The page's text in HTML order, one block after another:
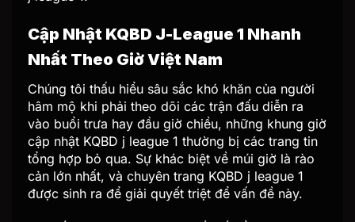
Cập Nhật KQBD J-League 1 Nhanh
Nhất Theo Giờ Việt Nam
Chúng tôi thấu hiểu sâu sắc khó khăn của người
hâm mộ khi phải theo dõi các trận đấu diễn ra
vào buổi trưa hay đầu giờ chiều, những khung giờ
cập nhật KQBD j league 1 thường bị các trang tin
tổng hợp bỏ qua. Sự khác biệt về múi giờ là rào
cản lớn nhất, và chuyên trang KQBD j league 1
được sinh ra để giải quyết triệt để vấn đề này.